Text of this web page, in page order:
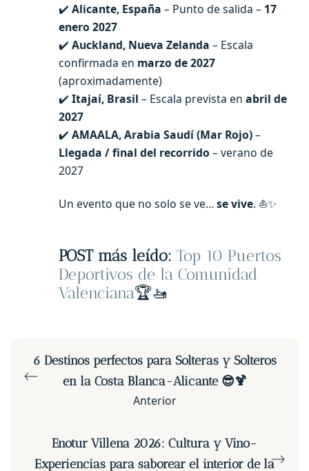
✔️ Alicante, España – Punto de salida – 17
enero 2027
✔️ Auckland, Nueva Zelanda – Escala
confirmada en marzo de 2027
(aproximadamente)
✔️ Itajaí, Brasil – Escala prevista en abril de
2027
✔️ AMAALA, Arabia Saudí (Mar Rojo)–
Llegada / final del recorrido – verano de
2027
Un evento que no solo se ve…se vive. ⛵✨
POST más leído: Top 10 Puertos
Deportivos de la Comunidad
Valenciana🏆🚤
6 Destinos perfectos para Solteras y Solteros
en la Costa Blanca-Alicante 😎🍹
Anterior
Enotur Villena 2026: Cultura y Vino-
Experiencias para saborear el interior de la